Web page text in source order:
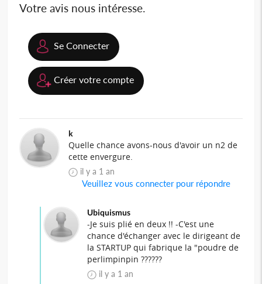
Votre avis nous intéresse.
Se Connecter
Créer votre compte
k
Quelle chance avons-nous d'avoir un n2 de
cette envergure.
il y a 1 an
Veuillez vous connecter pour répondre
Ubiquismus
-Je suis plié en deux !! -C'est une
chance d'échanger avec le dirigeant de
la STARTUP qui fabrique la "poudre de
perlimpinpin ??????
il y a 1 an